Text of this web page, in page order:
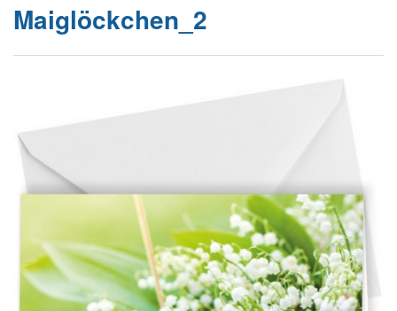
Maiglöckchen_2